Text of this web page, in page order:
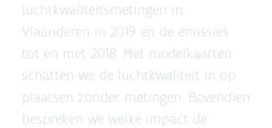
luchtkwaliteitsmetingen in
Vlaanderen in 2019 en de emissies
tot en met 2018. Met modelkaarten
schatten we de luchtkwaliteit in op
plaatsen zonder metingen. Bovendien
bespreken we welke impact de